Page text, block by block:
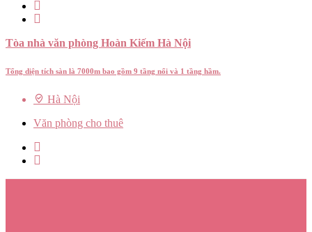
Tòa nhà văn phòng Hoàn Kiếm Hà Nội
Tổng diện tích sàn là 7000m bao gồm 9 tầng nổi và 1 tầng hầm.
Hà Nội
Văn phòng cho thuê